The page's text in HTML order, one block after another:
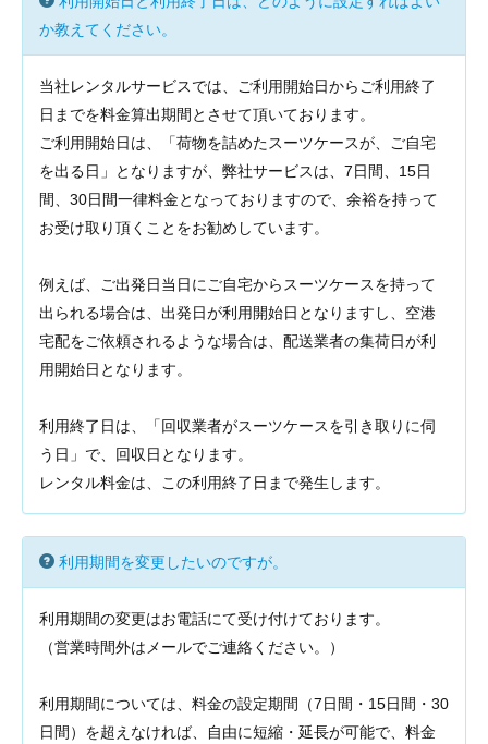
か教えてください。
当社レンタルサービスでは、ご利用開始日からご利用終了
日までを料金算出期間とさせて頂いております。
ご利用開始日は、「荷物を詰めたスーツケースが、ご自宅
を出る日」となりますが、弊社サービスは、7日間、15日
間、30日間一律料金となっておりますので、余裕を持って
お受け取り頂くことをお勧めしています。
例えば、ご出発日当日にご自宅からスーツケースを持って
出られる場合は、出発日が利用開始日となりますし、空港
宅配をご依頼されるような場合は、配送業者の集荷日が利
用開始日となります。
利用終了日は、「回収業者がスーツケースを引き取りに伺
う日」で、回収日となります。
レンタル料金は、この利用終了日まで発生します。
利用期間を変更したいのですが。
利用期間の変更はお電話にて受け付けております。
（営業時間外はメールでご連絡ください。）
利用期間については、料金の設定期間（7日間・15日間・30
日間）を超えなければ、自由に短縮・延長が可能で、料金